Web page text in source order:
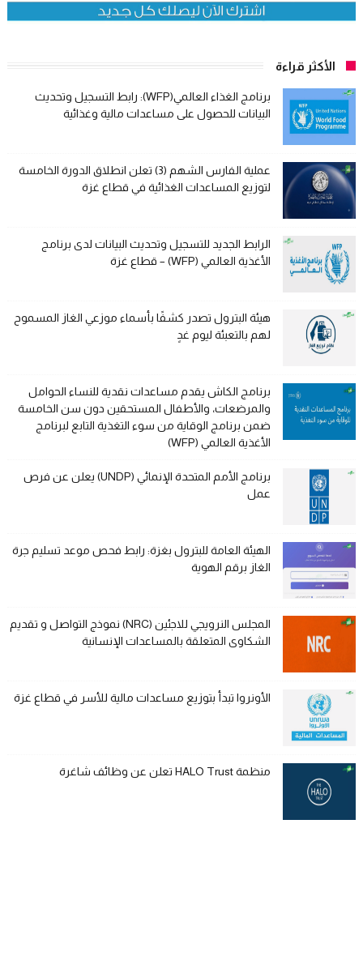
الأكثر قراءة
برنامج الغذاء العالمي(WFP): رابط التسجيل وتحديث
البيانات للحصول على مساعدات مالية وغذائية
عملية الفارس الشهم (3) تعلن انطلاق الدورة الخامسة
لتوزيع المساعدات الغذائية في قطاع غزة
الرابط الجديد للتسجيل وتحديث البيانات لدى برنامج
الأغذية العالمي (WFP) – قطاع غزة
هيئة البترول تصدر كشفًا بأسماء موزعي الغاز المسموح
لهم بالتعبئة ليوم غدٍ
برنامج الكاش يقدم مساعدات نقدية للنساء الحوامل
والمرضعات، والأطفال المستحقين دون سن الخامسة
ضمن برنامج الوقاية من سوء التغذية التابع لبرنامج
الأغذية العالمي (WFP)
برنامج الأمم المتحدة الإنمائي (UNDP) يعلن عن فرص
عمل
الهيئة العامة للبترول بغزة: رابط فحص موعد تسليم جرة
الغاز برقم الهوية
المجلس النرويجي للاجئين (NRC) نموذج التواصل و تقديم
الشكاوى المتعلقة بالمساعدات الإنسانية
الأونروا تبدأ بتوزيع مساعدات مالية للأسر في قطاع غزة
منظمة HALO Trust تعلن عن وظائف شاغرة